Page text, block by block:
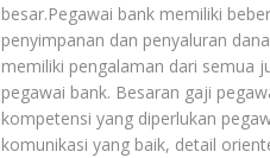
besar.Pegawai bank memiliki
penyimpanan dan penyaluran
memiliki pengalaman dari semua
pegawai bank. Besaran gaji
kompetensi yang diperlukan
komunikasi yang baik, detail